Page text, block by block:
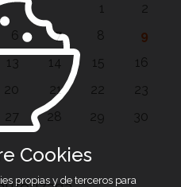
1
2
6 7 8
9
13 14 15
16
20 21 22
23
27 28 29
30
Cookies
propias y de terceros para